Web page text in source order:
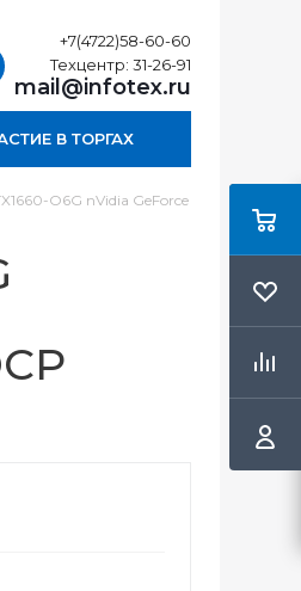
+7(4722)58-60-60
Техцентр: 31-26-91
mail@infotex.ru
В ТОРГАХ
O6G nVidia GeForce